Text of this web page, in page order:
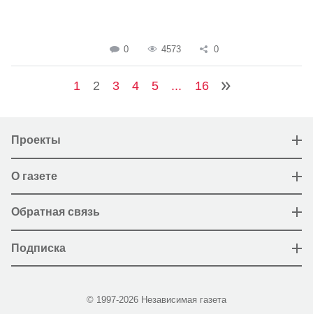
0 4573 0
1 2 3 4 5 ... 16
Проекты
О газете
Обратная связь
Подписка
© 1997-2026 Независимая газета